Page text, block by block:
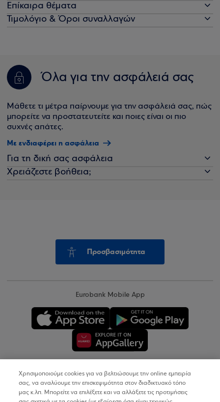
Επίκαιρα θέματα
Τιμολόγιο & Όροι συναλλαγών
Όλα για την ασφάλειά σας
Μάθετε τι μέτρα παίρνουμε για την ασφάλειά σας, πώς
μπορείτε να προστατευτείτε και ποιες είναι οι πιο
συχνές απάτες.
Με ενδιαφέρει η ασφάλεια
Για τη δική σας ασφάλεια
Χρειάζεστε βοήθεια;
Προσβασιμότητα
Eurobank Mobile App
Copyright © 2026
Χρησιμοποιούμε cookies για να βελτιώσουμε την online εμπειρία
σας, να αναλύουμε την επισκεψιμότητα στον διαδικτυακό τόπο
μας κ.λπ. Μπορείτε να επιλέξετε και να αλλάξετε τις προτιμήσεις